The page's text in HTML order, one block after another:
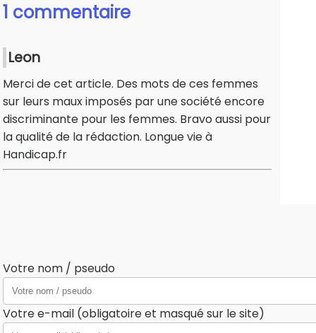
1 commentaire
Leon
Merci de cet article. Des mots de ces femmes
sur leurs maux imposés par une société encore
discriminante pour les femmes. Bravo aussi pour
la qualité de la rédaction. Longue vie à
Handicap.fr
Votre nom / pseudo
Votre e-mail (obligatoire et masqué sur le site)